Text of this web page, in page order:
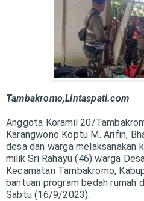
Tambakromo,Lintaspati.com
Anggota Koramil 20/
Karangwono Koptu M. Arifin,
desa dan warga melaksanakan
milik Sri Rahayu (46) warga
Kecamatan Tambakromo,
bantuan program bedah rumah
Sabtu (16/9/2023).